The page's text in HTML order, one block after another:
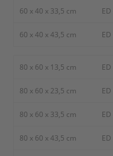
60 x 40 x 33,5 cm
60 x 40 x 43,5 cm
80 x 60 x 13,5 cm
80 x 60 x 23,5 cm
80 x 60 x 33,5 cm
80 x 60 x 43,5 cm